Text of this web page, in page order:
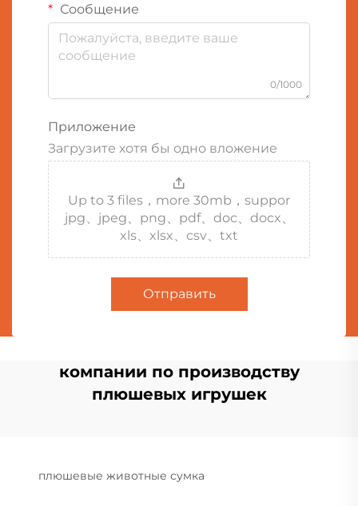
Сообщение
0/1000
Приложение
Загрузите хотя бы одно вложение
Up to 3 files，more 30mb，suppor
jpg、jpeg、png、pdf、doc、docx、
xls、xlsx、csv、txt
Отправить
компании по производству
плюшевых игрушек
плюшевые животные сумка